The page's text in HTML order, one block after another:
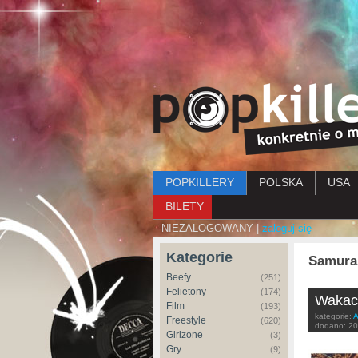
Menu główne
POPKILLERY POLSKA USA
BILETY
NIEZALOGOWANY | zaloguj się
Kategorie
Beefy (251)
Felietony (174)
Film (193)
Freestyle (620)
Girlzone (3)
Gry (9)
kategorie:
dodano: